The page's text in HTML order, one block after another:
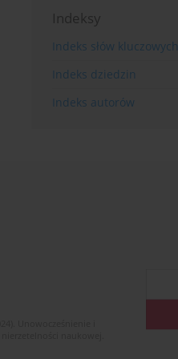
Indeksy
Indeks słów kluczowych
Indeks dziedzin
Indeks autorów